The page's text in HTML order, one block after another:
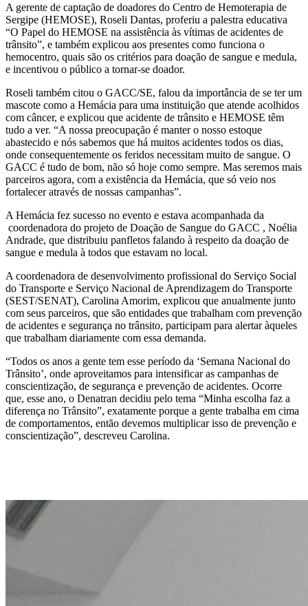
A gerente de captação de doadores do Centro de Hemoterapia de
Sergipe (HEMOSE), Roseli Dantas, proferiu a palestra educativa
“O Papel do HEMOSE na assistência às vítimas de acidentes de
trânsito”, e também explicou aos presentes como funciona o
hemocentro, quais são os critérios para doação de sangue e medula,
e incentivou o público a tornar-se doador.
Roseli também citou o GACC/SE, falou da importância de se ter um
mascote como a Hemácia para uma instituição que atende acolhidos
com câncer, e explicou que acidente de trânsito e HEMOSE têm
tudo a ver. “A nossa preocupação é manter o nosso estoque
abastecido e nós sabemos que há muitos acidentes todos os dias,
onde consequentemente os feridos necessitam muito de sangue. O
GACC é tudo de bom, não só hoje como sempre. Mas seremos mais
parceiros agora, com a existência da Hemácia, que só veio nos
fortalecer através de nossas campanhas”.
A Hemácia fez sucesso no evento e estava acompanhada da
coordenadora do projeto de Doação de Sangue do GACC , Noélia
Andrade, que distribuiu panfletos falando à respeito da doação de
sangue e medula à todos que estavam no local.
A coordenadora de desenvolvimento profissional do Serviço Social
do Transporte e Serviço Nacional de Aprendizagem do Transporte
(SEST/SENAT), Carolina Amorim, explicou que anualmente junto
com seus parceiros, que são entidades que trabalham com prevenção
de acidentes e segurança no trânsito, participam para alertar àqueles
que trabalham diariamente com essa demanda.
“Todos os anos a gente tem esse período da ‘Semana Nacional do
Trânsito’, onde aproveitamos para intensificar as campanhas de
conscientização, de segurança e prevenção de acidentes. Ocorre
que, esse ano, o Denatran decidiu pelo tema “Minha escolha faz a
diferença no Trânsito”, exatamente porque a gente trabalha em cima
de comportamentos, então devemos multiplicar isso de prevenção e
conscientização”, descreveu Carolina.